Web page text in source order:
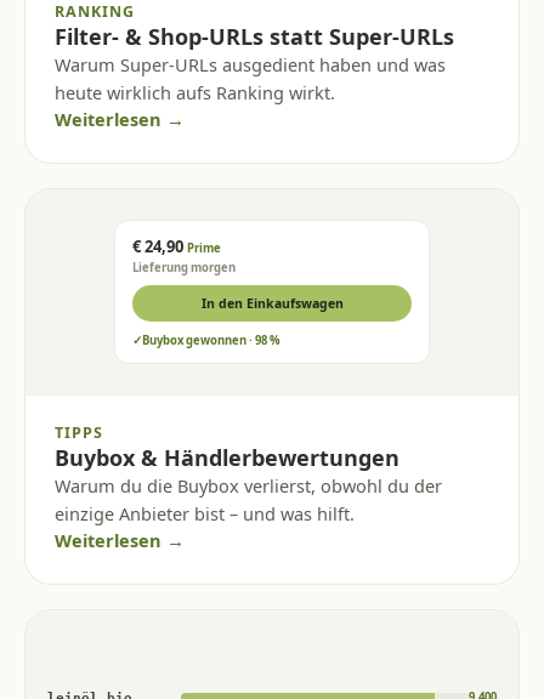
RANKING
Filter- & Shop-URLs statt Super-URLs
Warum Super-URLs ausgedient haben und was
heute wirklich aufs Ranking wirkt.
Weiterlesen →
€ 24,90 Prime
Lieferung morgen
In den Einkaufswagen
✓Buybox gewonnen · 98 %
TIPPS
Buybox & Händlerbewertungen
Warum du die Buybox verlierst, obwohl du der
einzige Anbieter bist – und was hilft.
Weiterlesen →